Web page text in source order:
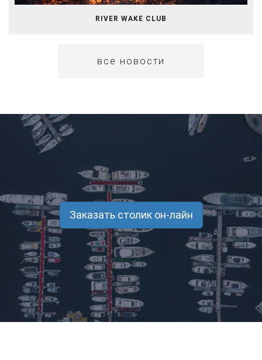
RIVER WAKE CLUB
все новости
Заказать столик он-лайн